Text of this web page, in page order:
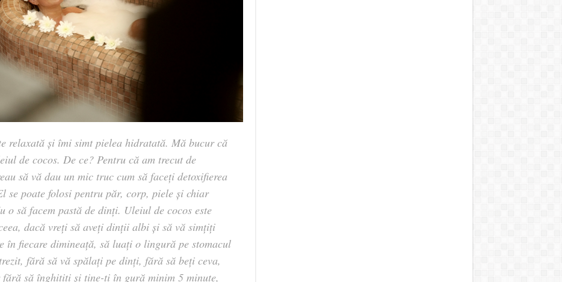
relaxată și îmi simt pielea hidratată. Mă bucur că
de cocos. De ce? Pentru că am trecut de
să vă dau un mic truc cum să faceți detoxifierea
se poate folosi pentru păr, corp, piele și chiar
o să facem pastă de dinți. Uleiul de cocos este
dacă vreți să aveți dinții albi și să vă simțiți
în fiecare dimineață, să luați o lingură pe stomacul
fără să vă spălați pe dinți, fără să beți ceva,
să înghițiți și ține-ți în gură minim 5 minute,